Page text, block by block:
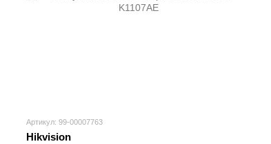
Артикул: 99-00007763
Hikvision